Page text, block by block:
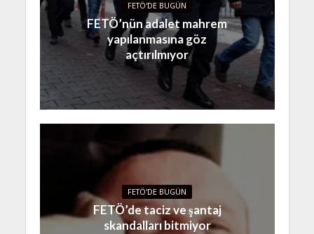
FETÖ'DE BUGÜN
FETÖ’nün adalet mahrem
yapılanmasına göz
açtırılmıyor
FETÖ'DE BUGÜN
FETÖ’de taciz ve şantaj
skandalları bitmiyor